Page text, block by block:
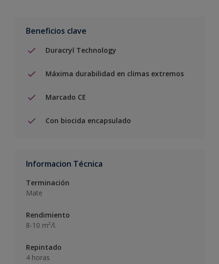
Beneficios clave
Duracryl Technology
Máxima durabilidad en climas extremos
Marcado CE
Con biocida encapsulado
Informacion Técnica
Terminación
Mate
Rendimiento
8-10 m²/l.
Repintado
4 horas